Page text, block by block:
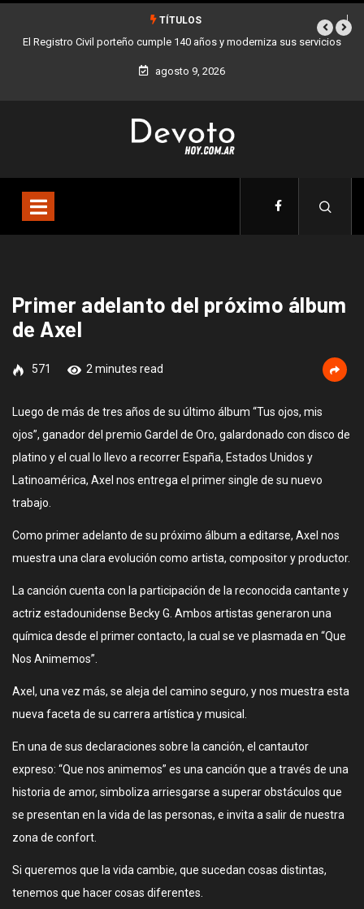
TÍTULOS
El Registro Civil porteño cumple 140 años y moderniza sus servicios
agosto 9, 2026
Primer adelanto del próximo álbum
de Axel
571 2 minutes read
Luego de más de tres años de su último álbum “Tus ojos, mis
ojos”, ganador del premio Gardel de Oro, galardonado con disco de
platino y el cual lo llevo a recorrer España, Estados Unidos y
Latinoamérica, Axel nos entrega el primer single de su nuevo
trabajo.
Como primer adelanto de su próximo álbum a editarse, Axel nos
muestra una clara evolución como artista, compositor y productor.
La canción cuenta con la participación de la reconocida cantante y
actriz estadounidense Becky G. Ambos artistas generaron una
química desde el primer contacto, la cual se ve plasmada en “Que
Nos Animemos”.
Axel, una vez más, se aleja del camino seguro, y nos muestra esta
nueva faceta de su carrera artística y musical.
En una de sus declaraciones sobre la canción, el cantautor
expreso: “Que nos animemos” es una canción que a través de una
historia de amor, simboliza arriesgarse a superar obstáculos que
se presentan en la vida de las personas, e invita a salir de nuestra
zona de confort.
Si queremos que la vida cambie, que sucedan cosas distintas,
tenemos que hacer cosas diferentes.